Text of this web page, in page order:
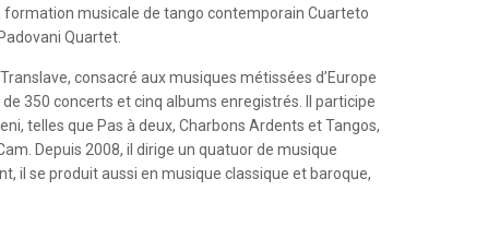
formation musicale de tango contemporain Cuarteto
Quartet.
consacré aux musiques métissées d’Europe
350 concerts et cinq albums enregistrés. Il participe
telles que Pas à deux, Charbons Ardents et Tangos,
Depuis 2008, il dirige un quatuor de musique
il se produit aussi en musique classique et baroque,